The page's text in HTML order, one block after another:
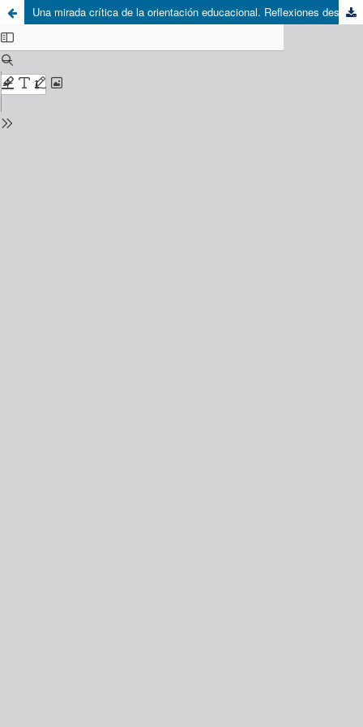
Una mirada crítica de la orientación educacional. Reflexiones desde un interés praxeológico y emancipador del conocimiento